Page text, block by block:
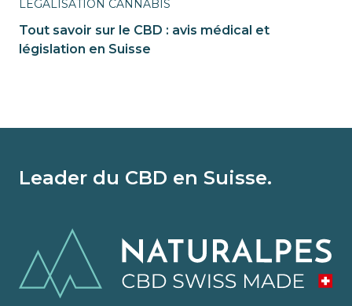
LÉGALISATION CANNABIS
Tout savoir sur le CBD : avis médical et
législation en Suisse
Leader du CBD en Suisse.